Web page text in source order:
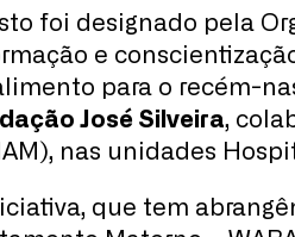
foi designado pela
e
para o recém-
José Silveira,
nas unidades
que tem